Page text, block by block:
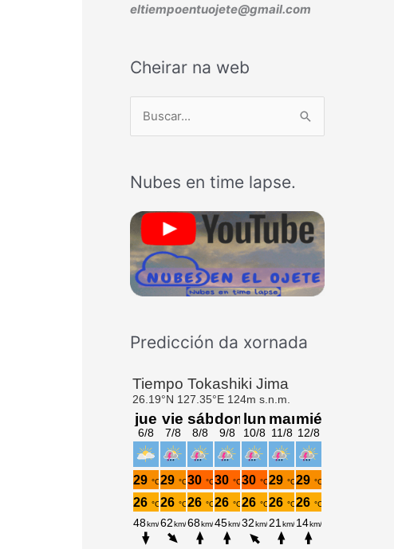
eltiempoentuojete@gmail.com
Cheirar na web
c
a
r
p
o
:
Nubes en time lapse.
Predicción da xornada